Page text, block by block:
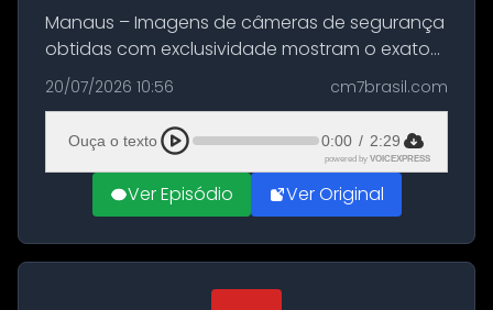
Manaus – Imagens de câmeras de segurança
obtidas com exclusividade mostram o exato
momento da fuga do principal suspeito da
morte de Larissa Araújo, de 28 anos. O crime
ocorreu na noite deste último d...
20/07/2026 10:56 cm7brasil.com
Ouça o texto 0:00 / 2:29
powered by VOICEXPRESS
Ver Episódio Ver Original